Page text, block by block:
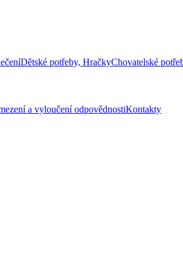
Dětské potřeby, HračkyChovatelské
a vyloučení odpovědnostiKontakty